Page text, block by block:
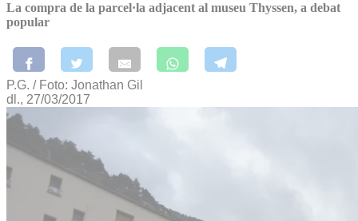
La compra de la parcel·la adjacent al museu Thyssen, a debat
popular
P.G. / Foto: Jonathan Gil
dl., 27/03/2017